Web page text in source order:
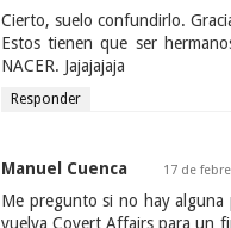
Cierto, suelo confundirlo.
Estos tienen que ser
NACER. Jajajajaja
Responder
Manuel Cuenca 17 de
Me pregunto si no hay alguna
vuelva Covert Affairs para un